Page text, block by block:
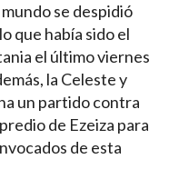
se despidió
que había sido el
el último viernes
la Celeste y
un partido contra
de Ezeiza para
de esta